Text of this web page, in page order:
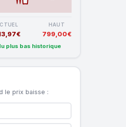
HAUT
799,00€
plus bas historique
le prix baisse :